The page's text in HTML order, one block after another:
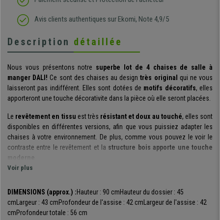
Avis clients authentiques sur Ekomi, Note 4,9/5
Description détaillée
Nous vous présentons notre superbe lot de 4 chaises de salle à
manger DALI! Ce sont des chaises au designtrès original
qui ne vous
laisseront pas indifférent. Elles sont dotées de motifs décoratifs, elles
apporteront une touche décorativite dans la pièce où elle seront placées.
Le revêtement en tissu est très résistant et doux au touché, elles sont
disponibles en différentes versions, afin que vous puissiez adapter les
chaises à votre environnement. De plus, comme vous pouvez le voir le
contraste entre le revêtement et la structure bois apporte une touche
moderne
utiliser sur tout type de sol.
Les chaises de salle à manger DALI sont
Voir plus
DIMENSIONS (approx.) :Hauteur : 90 cmHauteur du dossier : 45
cmLargeur : 43 cmProfondeur de l'assise : 42 cmLargeur de l'assise : 42
cmProfondeur totale : 56 cm